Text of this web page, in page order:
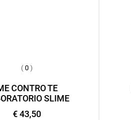
( 0 )
CONTRO TE
SLIME
€ 43,50